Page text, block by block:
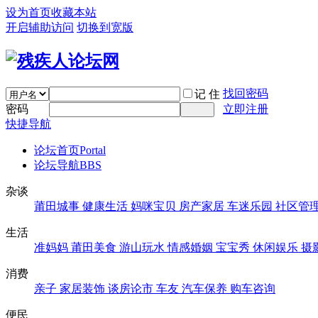
设为首页收藏本站
开启辅助访问 切换到宽版
记 住 找回密码
密码
立即注册
快捷导航
论坛首页Portal
论坛导航BBS
杂谈
莆田城事 健康生活 妈咪宝贝 房产家居 车迷乐园 社区管
生活
准妈妈 莆田美食 游山玩水 情感婚姻 宝宝秀 休闲娱乐 摄
消费
亲子 家居装饰 谈房论市 车友 汽车保养 购车咨询
便民